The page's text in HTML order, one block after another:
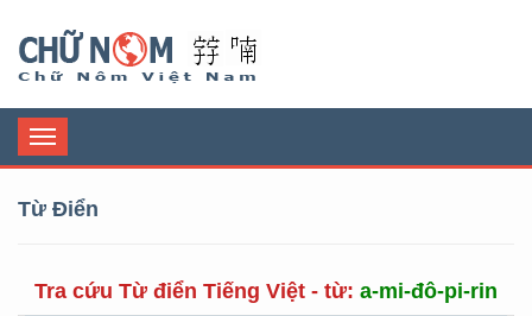
Toggle
navigation
Từ Điển
Tra cứu Từ điển Tiếng Việt - từ: a-mi-đô-pi-rin